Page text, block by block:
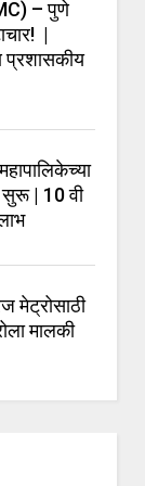
– पुणे
|
प्रशासकीय
सुरू | 10 वी
मेट्रोसाठी
मालकी